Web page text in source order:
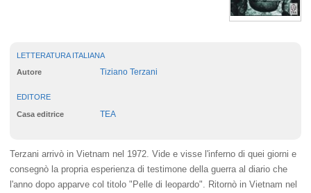
LETTERATURA ITALIANA
Autore Tiziano Terzani
EDITORE
Casa editrice TEA
Terzani arrivò in Vietnam nel 1972. Vide e visse l'inferno di quei giorni e
consegnò la propria esperienza di testimone della guerra al diario che
l'anno dopo apparve col titolo "Pelle di leopardo". Ritornò in Vietnam nel